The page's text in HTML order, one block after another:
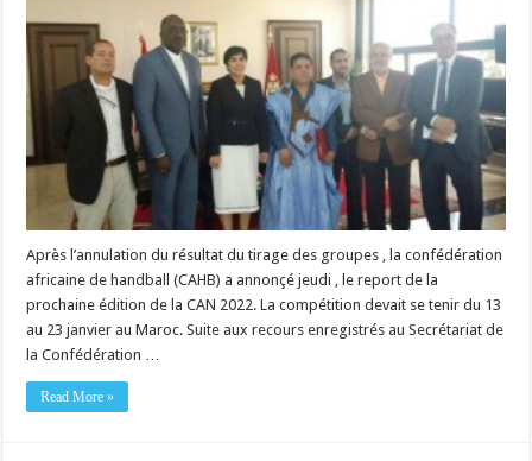
Après l’annulation du résultat du tirage des groupes , la confédération
africaine de handball (CAHB) a annonçé jeudi , le report de la
prochaine édition de la CAN 2022. La compétition devait se tenir du 13
au 23 janvier au Maroc. Suite aux recours enregistrés au Secrétariat de
la Confédération …
Read More »